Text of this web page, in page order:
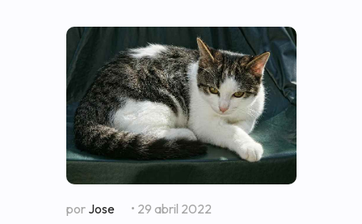
por Jose • 29 abril 2022